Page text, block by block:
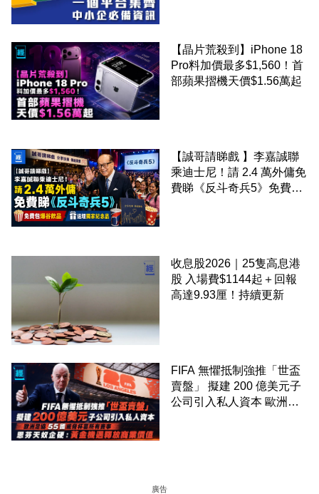
【晶片荒殺到】iPhone 18
Pro料加價最多$1,560！首
部蘋果摺機天價$1.56萬起
【誠哥請睇戲 】李嘉誠聯
乘迪士尼！請 2.4 萬外傭免
費睇《反斗奇兵5》免費包
收息股2026｜25隻高息港
股 入場費$1144起＋回報
高達9.93厘！持續更新
FIFA 無懼抵制強推「世盃
賣盤」 擬建 200 億美元子
公司引入私人資本 歐洲足
廣告